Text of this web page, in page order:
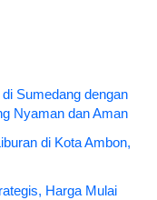
Sumedang dengan
Nyaman dan Aman
di Kota Ambon,
Harga Mulai